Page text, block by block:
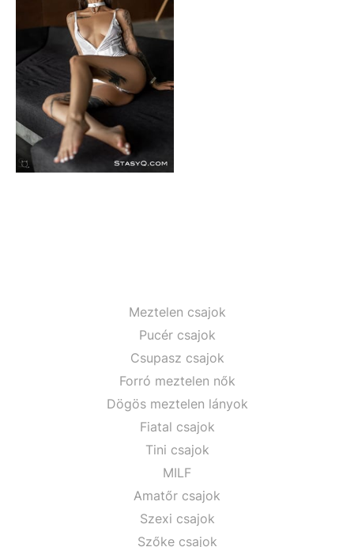
Meztelen csajok
Pucér csajok
Csupasz csajok
Forró meztelen nők
Dögös meztelen lányok
Fiatal csajok
Tini csajok
MILF
Amatőr csajok
Szexi csajok
Szőke csajok